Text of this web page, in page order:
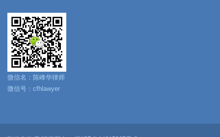
微信名：陈峰华律师
微信号：cfhlawyer